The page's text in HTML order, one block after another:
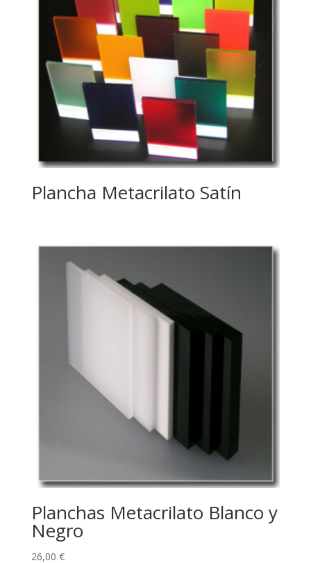
Plancha Metacrilato Satín
Planchas Metacrilato Blanco y
Negro
26,00 €